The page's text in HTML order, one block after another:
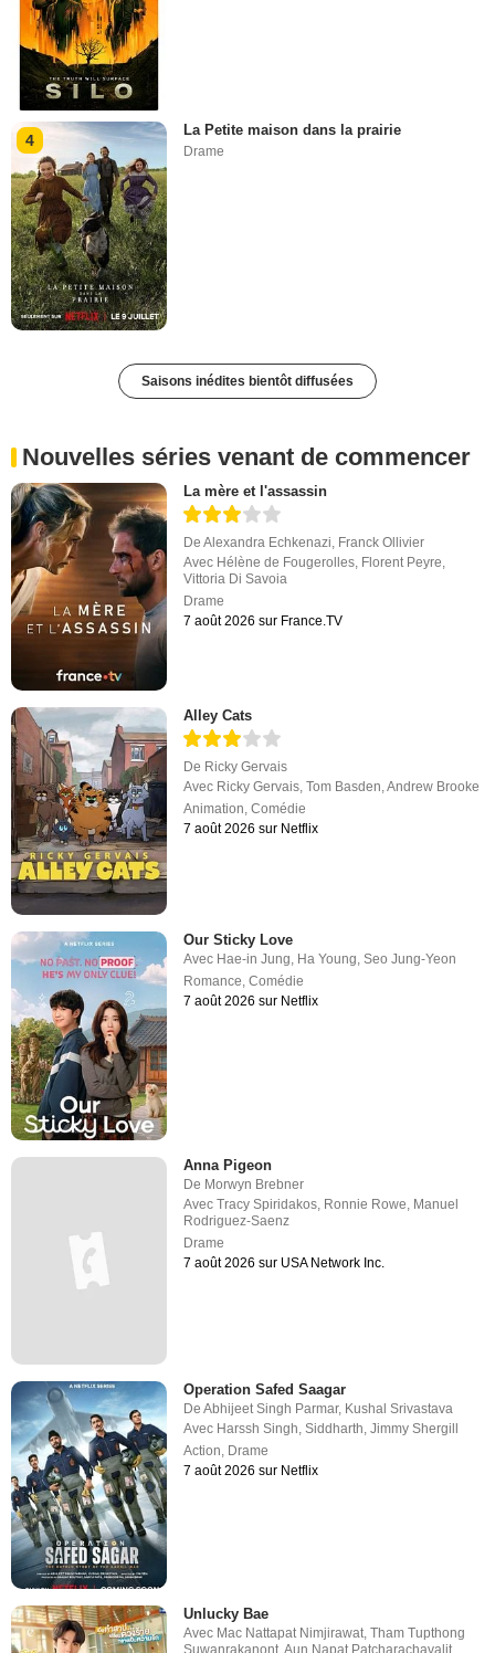
4
La Petite maison dans la prairie
Drame
Saisons inédites bientôt diffusées
Nouvelles séries venant de commencer
La mère et l'assassin
DeAlexandra Echkenazi Franck Ollivier
Avec Hélène de Fougerolles Florent Peyre
Vittoria Di Savoia
Drame
7 août 2026 sur France.TV
Alley Cats
De Ricky Gervais
Avec Ricky Gervais,Tom Basden,Andrew Brooke
Animation,Comédie
7 août 2026 sur Netflix
Our Sticky Love
Avec Hae-in Jung, Ha Young,Seo Jung-Yeon
Romance,Comédie
7 août 2026 sur Netflix
Anna Pigeon
De Morwyn Brebner
AvecTracy Spiridakos Ronnie Rowe Manuel
Rodriguez-Saenz
Drame
7 août 2026 sur USA Network Inc.
Operation Safed Saagar
DeAbhijeet Singh Parmar, Kushal Srivastava
Avec Harssh Singh,Siddharth,Jimmy Shergill
Action, Drame
7 août 2026 sur Netflix
Unlucky Bae
Avec Mac Nattapat Nimjirawat,Tham Tupthong